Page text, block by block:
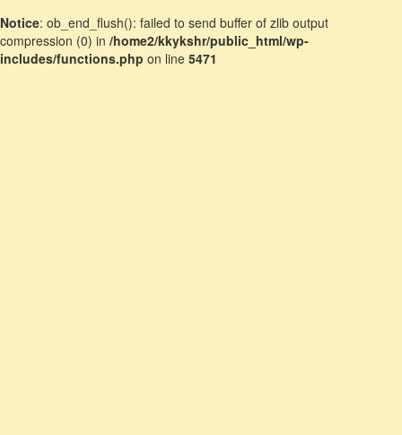
Notice: ob_end_flush(): failed to send buffer of zlib output
compression (0) in /home2/kkykshr/public_html/wp-
includes/functions.php on line 5471